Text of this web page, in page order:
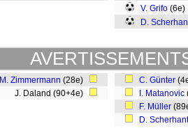
V. Grifo
D.
M. Zimmermann (28e)
J. Daland (90+4e)
C. Günter
I. Matanovic
F. Müller
D. Scherhant